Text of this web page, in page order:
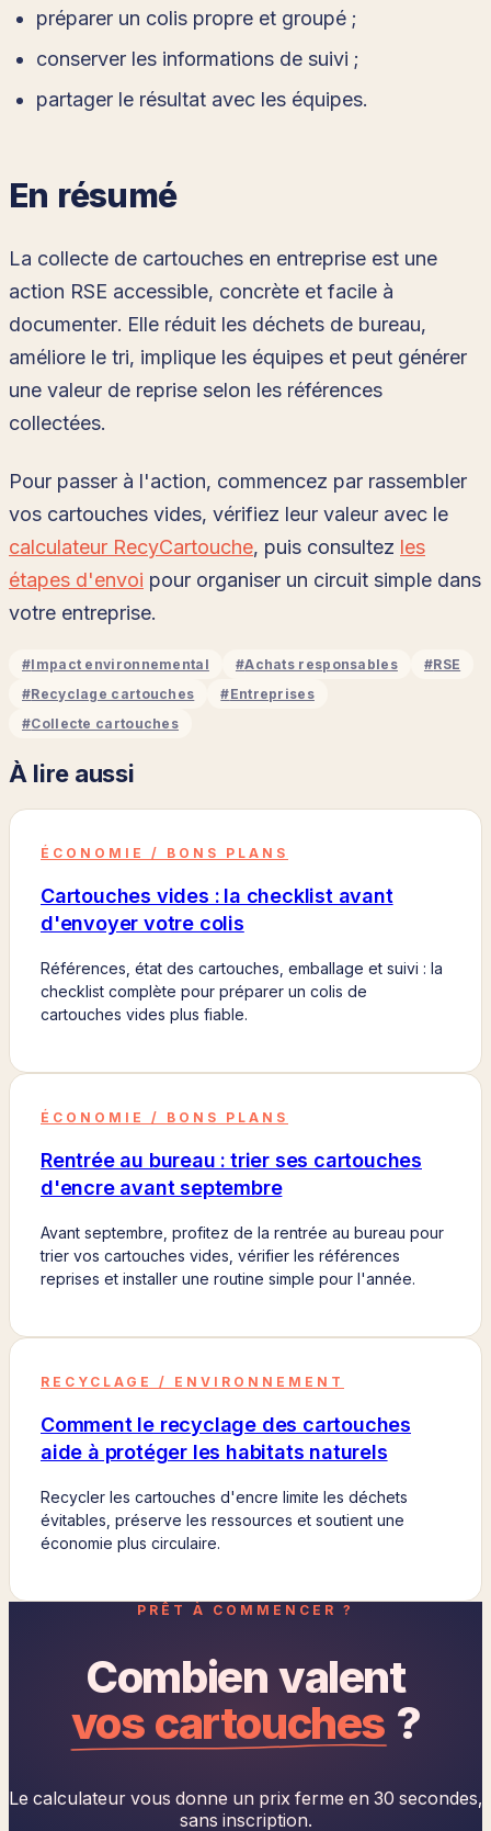
préparer un colis propre et groupé ;
conserver les informations de suivi ;
partager le résultat avec les équipes.
En résumé
La collecte de cartouches en entreprise est une
action RSE accessible, concrète et facile à
documenter. Elle réduit les déchets de bureau,
améliore le tri, implique les équipes et peut générer
une valeur de reprise selon les références
collectées.
Pour passer à l'action, commencez par rassembler
vos cartouches vides, vérifiez leur valeur avec le
calculateur RecyCartouche, puis consultez les
étapes d'envoi pour organiser un circuit simple dans
votre entreprise.
#Impact environnemental #Achats responsables #RSE
#Recyclage cartouches #Entreprises
#Collecte cartouches
À lire aussi
ÉCONOMIE / BONS PLANS
Cartouches vides : la checklist avant
d'envoyer votre colis
Références, état des cartouches, emballage et suivi : la
checklist complète pour préparer un colis de
cartouches vides plus fiable.
ÉCONOMIE / BONS PLANS
Rentrée au bureau : trier ses cartouches
d'encre avant septembre
Avant septembre, profitez de la rentrée au bureau pour
trier vos cartouches vides, vérifier les références
reprises et installer une routine simple pour l'année.
RECYCLAGE / ENVIRONNEMENT
Comment le recyclage des cartouches
aide à protéger les habitats naturels
Recycler les cartouches d'encre limite les déchets
évitables, préserve les ressources et soutient une
économie plus circulaire.
PRÊT À COMMENCER ?
Combien valent
vos cartouches ?
Le calculateur vous donne un prix ferme en 30 secondes,
sans inscription.